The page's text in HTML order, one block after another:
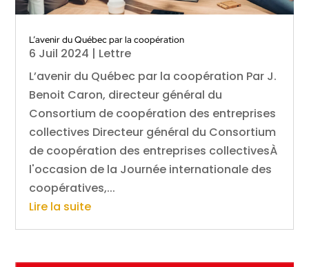
L’avenir du Québec par la coopération
6 Juil 2024 | Lettre
L’avenir du Québec par la coopération Par J.
Benoit Caron, directeur général du
Consortium de coopération des entreprises
collectives Directeur général du Consortium
de coopération des entreprises collectivesÀ
l'occasion de la Journée internationale des
coopératives,...
Lire la suite